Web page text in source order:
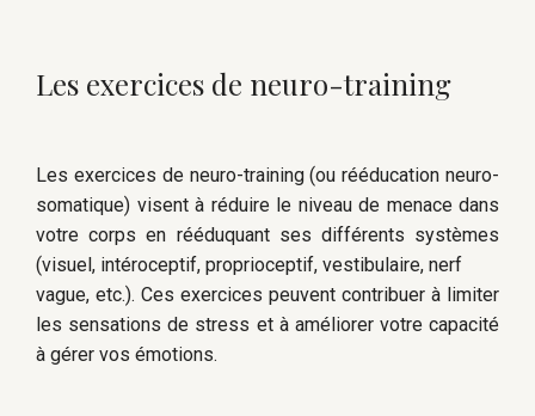
Les exercices de neuro-training
Les exercices de neuro-training (ou rééducation neuro-
somatique) visent à réduire le niveau de menace dans
votre corps en rééduquant ses différents systèmes
(visuel, intéroceptif, proprioceptif, vestibulaire, nerf
vague, etc.). Ces exercices peuvent contribuer à limiter
les sensations de stress et à améliorer votre capacité
à gérer vos émotions.